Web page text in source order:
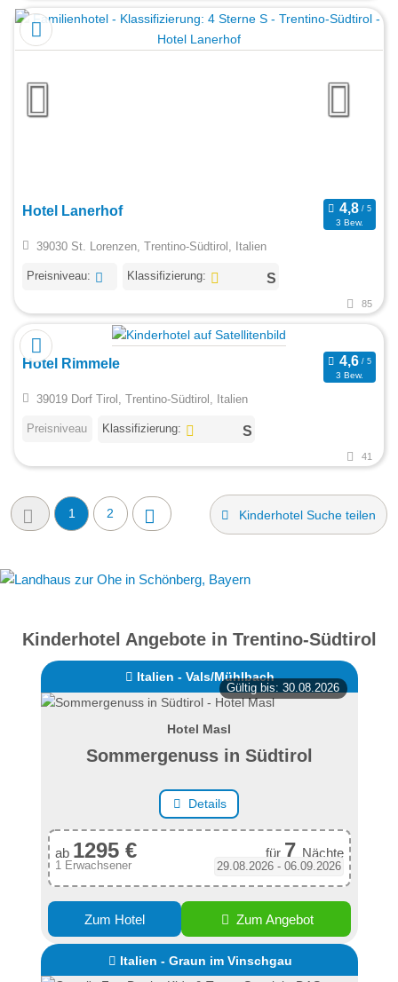
Hotel Lanerhof
3 Bew.
39030 St. Lorenzen, Trentino-Südtirol, Italien
Preisniveau: Klassifizierung:
85
Hotel Rimmele
3 Bew.
39019 Dorf Tirol, Trentino-Südtirol, Italien
Preisniveau Klassifizierung:
41
1 2 Kinderhotel Suche teilen
Kinderhotel Angebote in Trentino-Südtirol
Italien - Vals/Mühlbach
Gültig bis: 30.08.2026
Hotel Masl
Sommergenuss in Südtirol
Details
ab 1295 € für 7 Nächte
1 Erwachsener 29.08.2026 - 06.09.2026
Zum Hotel Zum Angebot
Italien - Graun im Vinschgau